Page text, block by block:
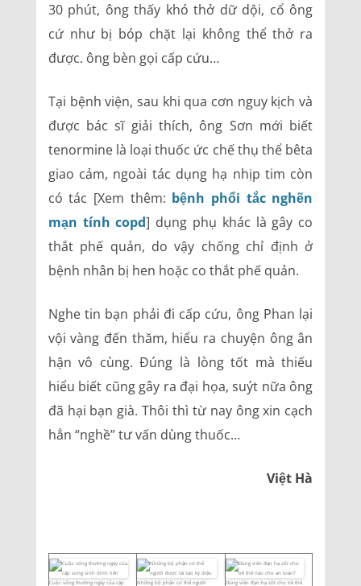
30 phút, ông thấy khó thở dữ dội, cổ ông
cứ như bị bóp chặt lại không thể thở ra
được. ông bèn gọi cấp cứu…
Tại bệnh viện, sau khi qua cơn nguy kịch và
được bác sĩ giải thích, ông Sơn mới biết
tenormine là loại thuốc ức chế thụ thể bêta
giao cảm, ngoài tác dụng hạ nhịp tim còn
có tác [Xem thêm: bệnh phổi tắc nghẽn
mạn tính copd] dụng phụ khác là gây co
thắt phế quản, do vậy chống chỉ định ở
bệnh nhân bị hen hoặc co thắt phế quản.
Nghe tin bạn phải đi cấp cứu, ông Phan lại
vội vàng đến thăm, hiểu ra chuyện ông ân
hận vô cùng. Đúng là lòng tốt mà thiếu
hiểu biết cũng gây ra đại họa, suýt nữa ông
đã hại bạn già. Thôi thì từ nay ông xin cạch
hẳn “nghề” tư vấn dùng thuốc…
Việt Hà
Cuộc sống thường ngày của cặp Những bộ phận cơ thể người Dùng viên đạn hạ sốt cho trẻ thế